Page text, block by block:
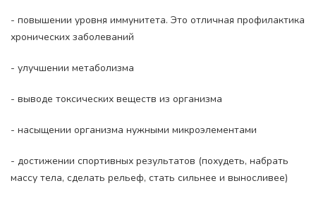
- повышении уровня иммунитета. Это отличная профилактика
хронических заболеваний
- улучшении метаболизма
- выводе токсических веществ из организма
- насыщении организма нужными микроэлементами
- достижении спортивных результатов (похудеть, набрать
массу тела, сделать рельеф, стать сильнее и выносливее)